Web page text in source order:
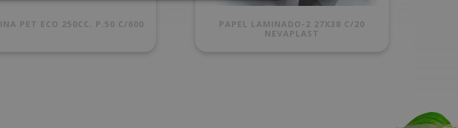
PET ECO 250CC. P.50 C/600
PAPEL LAMINADO-2 27X38 C/20
NEVAPLAST